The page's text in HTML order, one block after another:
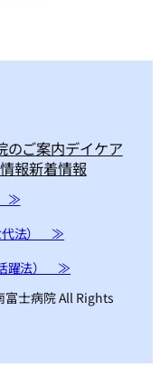
のご案内デイケア
報新着情報
≫
代法） ≫
活躍法） ≫
士病院 All Rights